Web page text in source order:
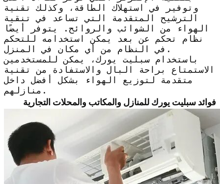
وتوفير في استهلاك الطاقة، وكذلك تقنية
الترشيح المتقدمة التي تساعد في تنقية
الهواء من الشوائب والروائح. يتوفر أيضًا
نظام تحكم عن بعد يمكن استخدامه للتحكم
في النظام من أي مكان في المنزل.
باستخدام سبليت يورك، يمكن للمستخدمين
الاستمتاع براحة البال والاستفادة من تقنية
متقدمة لتوزيع الهواء بشكل أفضل داخل
منازلهم.
فوائد سبليت يورك للمنازل والمكاتب والمحلات التجارية